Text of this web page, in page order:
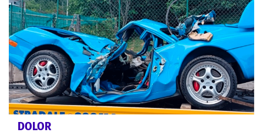
DOLOR